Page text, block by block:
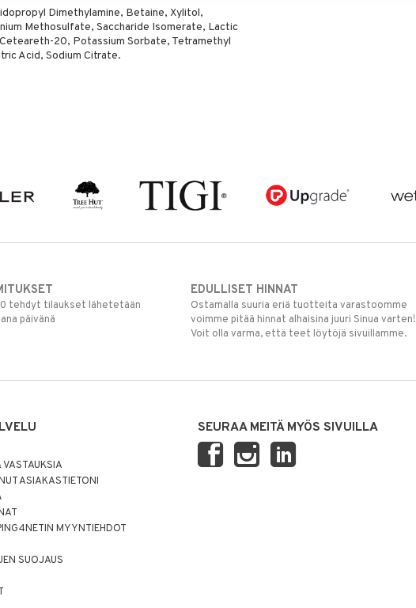
Dimethylamine, Betaine, Xylitol,
Methosulfate, Saccharide Isomerate, Lactic
20, Potassium Sorbate, Tetramethyl
Acid, Sodium Citrate.
tehdyt tilaukset lähetetään
päivänä
EDULLISET HINNAT
Ostamalla suuria eriä tuotteita varastoomme
voimme pitää hinnat alhaisina juuri Sinua varten!
Voit olla varma, että teet löytöjä sivuillamme.
ASIAKASTIETONI
MYYNTIEHDOT
SUOJAUS
SEURAA MEITÄ MYÖS SIVUILLA